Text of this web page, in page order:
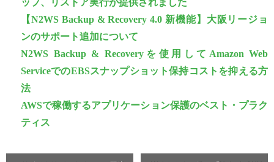
ップ、リストア実行が提供されました
【N2WS Backup & Recovery 4.0 新機能】大阪リージョ
ンのサポート追加について
N2WS Backup & Recoveryを使用してAmazon Web
ServiceでのEBSスナップショット保持コストを抑える方
法
AWSで稼働するアプリケーション保護のベスト・プラク
ティス